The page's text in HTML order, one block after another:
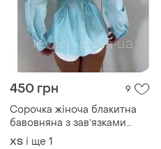
450 грн 9
Сорочка жіноча блакитна
бавовняна з завʼязками
ззаду по талії
ХS і ще 1